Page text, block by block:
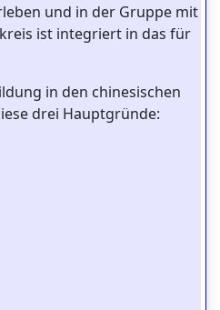
und in der Gruppe mit
ist integriert in das für
in den chinesischen
drei Hauptgründe: